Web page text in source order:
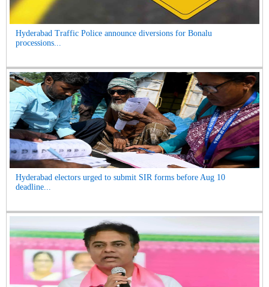
Hyderabad Traffic Police announce diversions for Bonalu
processions...
Hyderabad electors urged to submit SIR forms before Aug 10
deadline...